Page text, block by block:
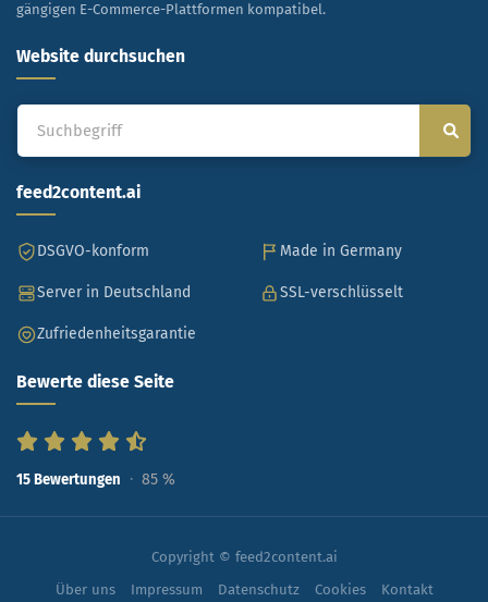
gängigen E-Commerce-Plattformen kompatibel.
Website durchsuchen
feed2content.ai
DSGVO-konform Made in Germany
Server in Deutschland SSL-verschlüsselt
Zufriedenheitsgarantie
Bewerte diese Seite
15 Bewertungen 85 %
Copyright © feed2content.ai
Über uns
Impressum Datenschutz Cookies Kontakt